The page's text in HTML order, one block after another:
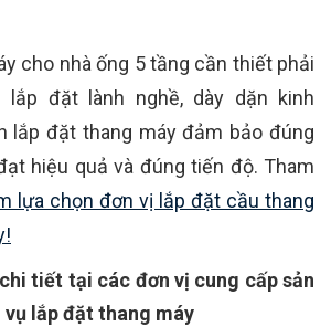
cho nhà ống 5 tầng cần thiết phải
đặt lành nghề, dày dặn kinh
lắp đặt thang máy đảm bảo đúng
hiệu quả và đúng tiến độ. Tham
lựa chọn đơn vị lắp đặt cầu thang
tiết tại các đơn vị cung cấp sản
vụ lắp đặt thang máy